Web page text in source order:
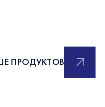
ПРОДУКТОВ